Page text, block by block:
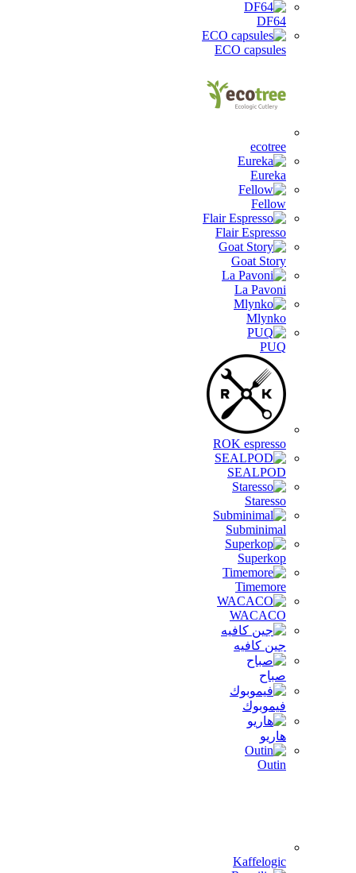
DF64
ECO capsules
ecotree
Eureka
Fellow
Flair Espresso
Goat Story
La Pavoni
Mlynko
PUQ
ROK espresso
SEALPOD
Staresso
Subminimal
Superkop
Timemore
WACACO
جين كافيه
صباح
فيموبوك
هاريو
Outin
Kaffelogic